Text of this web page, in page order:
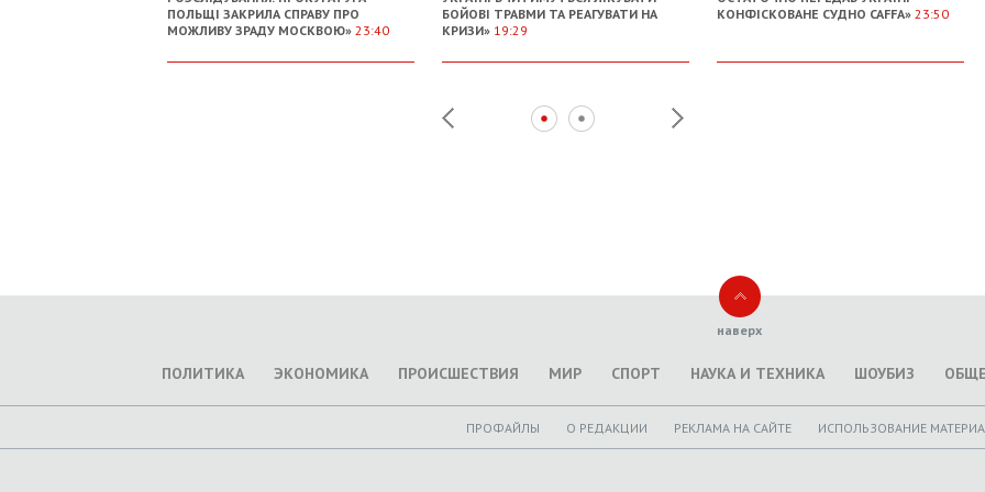
ПОЛЬЩІ ЗАКРИЛА СПРАВУ ПРО
МОЖЛИВУ ЗРАДУ МОСКВОЮ» 23:40
БОЙОВІ ТРАВМИ ТА РЕАГУВАТИ НА
КРИЗИ» 19:29
КОНФІСКОВАНЕ СУДНО CAFFA» 23:50
наверх
ПОЛИТИКА ЭКОНОМИКА ПРОИСШЕСТВИЯ МИР СПОРТ НАУКА И ТЕХНИКА ШОУБИЗ
ПРОФАЙЛЫ O РЕДАКЦИИ РЕКЛАМА НА САЙТЕ ИСПОЛЬЗОВАНИЕ